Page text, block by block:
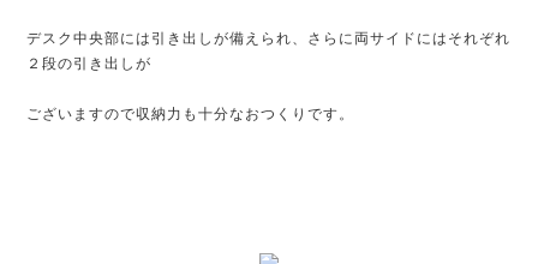
デスク中央部には引き出しが備えられ、さらに両サイドにはそれぞれ
２段の引き出しが
ございますので収納力も十分なおつくりです。